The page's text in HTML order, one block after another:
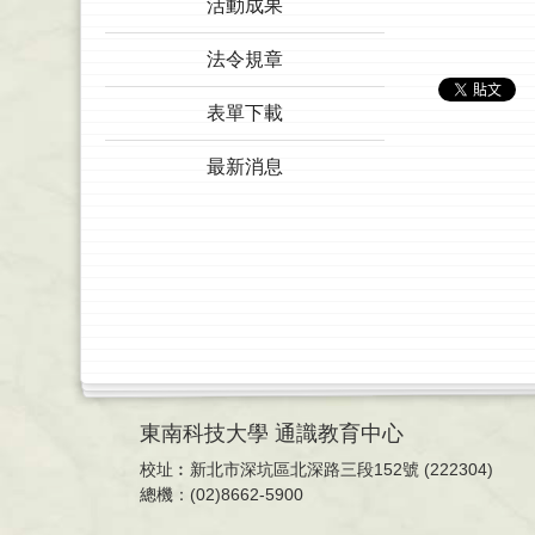
活動成果
法令規章
表單下載
最新消息
東南科技大學 通識教育中心
校址︰新北市深坑區北深路三段152號 (222304)
總機：(02)8662-5900